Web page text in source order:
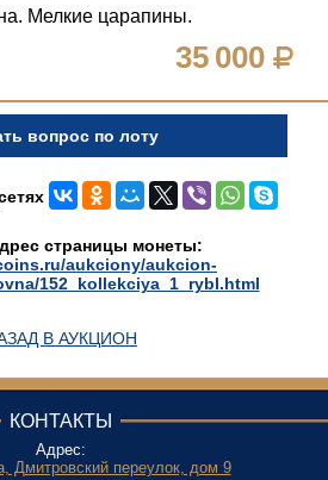
Мелкие царапины.
35 000
вопрос по лоту
страницы монеты:
aukciony/aukcion-
152_kollekciya_1_rybl.html
В АУКЦИОН
КОНТАКТЫ
Адрес:
Дмитровский переулок, дом 9